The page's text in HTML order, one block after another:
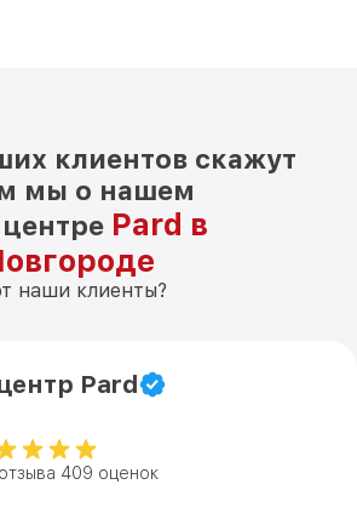
клиентов скажут
мы о нашем
Pard в
наши клиенты?
Pard
409 оценок